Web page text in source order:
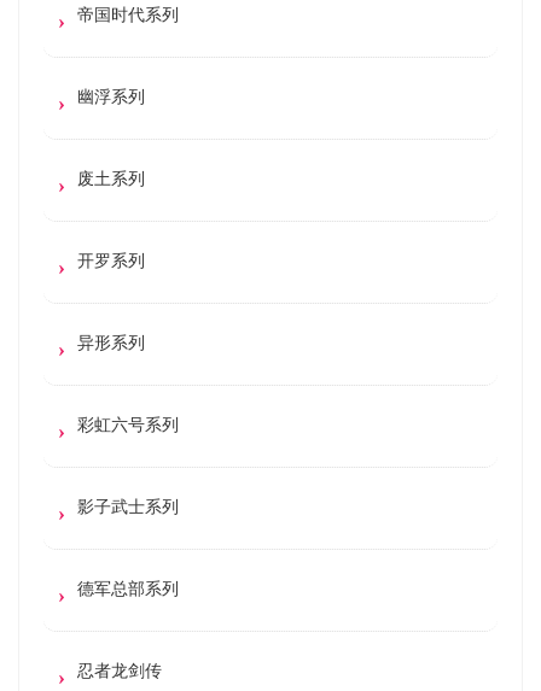
帝国时代系列
幽浮系列
废土系列
开罗系列
异形系列
彩虹六号系列
影子武士系列
德军总部系列
忍者龙剑传